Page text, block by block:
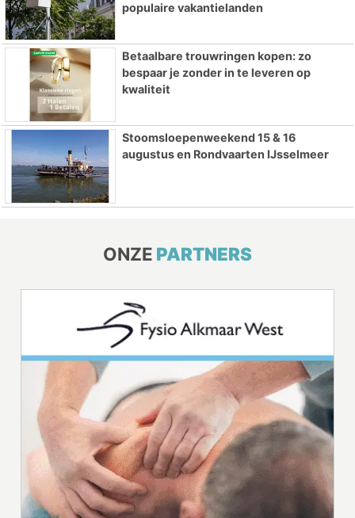
populaire vakantielanden
Betaalbare trouwringen kopen: zo
bespaar je zonder in te leveren op
kwaliteit
Stoomsloepenweekend 15 & 16
augustus en Rondvaarten IJsselmeer
ONZE PARTNERS